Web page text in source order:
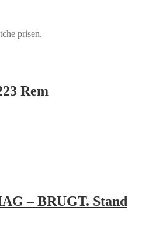
prisen.
Rem
– BRUGT. Stand